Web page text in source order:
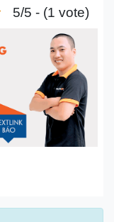
5/5 - (1 vote)